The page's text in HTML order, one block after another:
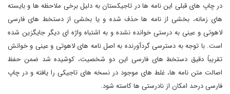
در چاپ های قبلی این نامه ها در تاجیکستان به دلیل برخی ملاحظه ها و بایسته
های زمانه، بخشی از نامه ها حذف شده و یا بخشی از دستخط های فارسی
لاهوتی و عینی به درستی خوانده نشده و به اشتباه واژه ای دیگر جایگزین شده
است. با توجه به دسترسی گردآورنده به اصل نامه های لاهوتی و عینی و خوانش
تقریباً دقیق دستخط های فارسی این دو شخصیت، کوشیده شد ضمن حفظ
اصالت متن نامه ها، غلط های موجود در نسخه های تاجیکی را یافته و در چاپ
فارسی درحد امکان از نادرستی ها کاسته شود.